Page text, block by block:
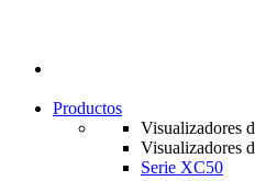
Productos
Visualizadores
Visualizadores
Serie XC50